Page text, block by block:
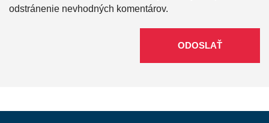
odstránenie nevhodných komentárov.
ODOSLAŤ